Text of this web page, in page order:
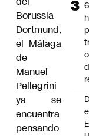
Borussia
Dortmund,
el Málaga
de
Manuel
Pellegrini
ya se
encuentra
pensando